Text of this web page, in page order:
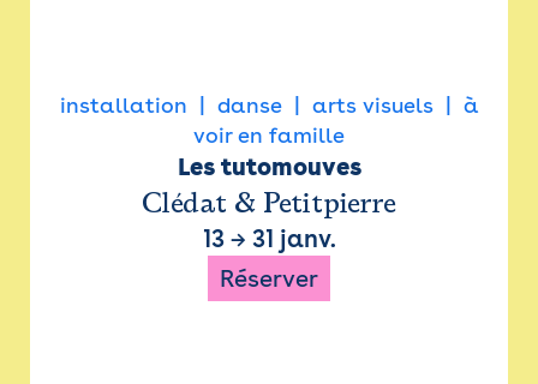
installation danse arts visuels
à
voir en famille
Les tutomouves
Clédat & Petitpierre
13→ 31 janv.
Réserver